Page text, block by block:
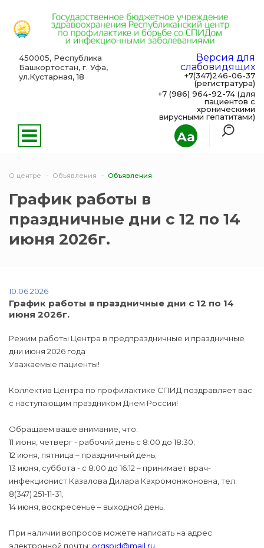
Aa
450005, Республика
Башкортостан, г. Уфа,
ул.Кустарная, 18
Версия для
слабовидящих
+7(347)246-06-37
(регистратура)
+7 (986) 964-92-74 (для
пациентов с
хроническими
вирусными гепатитами)
О центре Объявления Объявления
График работы в
праздничные дни с 12 по 14
июня 2026г.
10.06.2026
График работы в праздничные дни с 12 по 14
июня 2026г.
Режим работы Центра в предпраздничные и праздничные
дни июня 2026 года
Уважаемые пациенты!
Коллектив Центра по профилактике СПИД поздравляет вас
с наступающим праздником Днем России!
Обращаем ваше внимание, что:
11 июня, четверг - рабочий день с 8:00 до 18:30;
12 июня, пятница – праздничный день;
13 июня, суббота - с 8:00 до 16:12 – принимает врач-
инфекционист Казалова Дилара Кахромонжоновна, тел.
8(347) 251-11-31;
14 июня, воскресенье – выходной день.
При наличии вопросов можете написать на адрес
электронной почты: orgspid@mail.ru